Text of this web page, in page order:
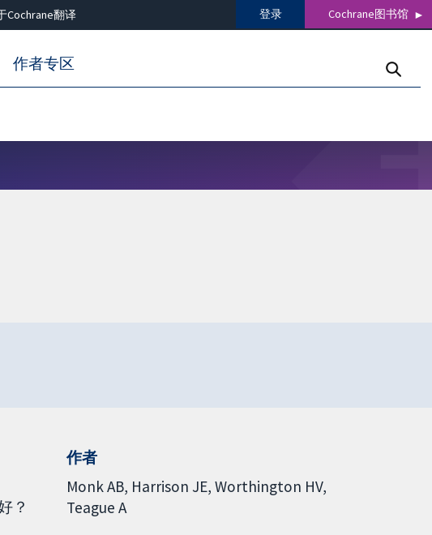
Cochrane翻译 登录 Cochrane图书馆
作者专区
？
作者
Monk AB Harrison JE Worthington HV
Teague A